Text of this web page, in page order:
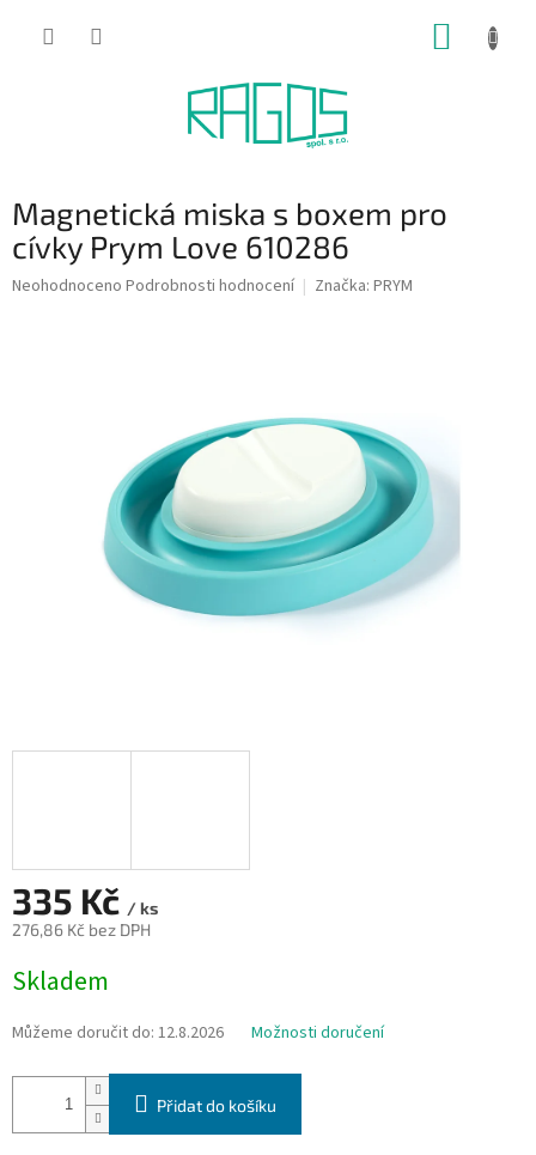
Magnetická miska s boxem pro
cívky Prym Love 610286
Průměrné
Neohodnoceno Podrobnosti hodnocení Značka: PRYM
335 Kč / ks
276,86 Kč bez DPH
cena:
Skladem
Můžeme doručit do: 12.8.2026 Možnosti doručení
Přidat do košíku